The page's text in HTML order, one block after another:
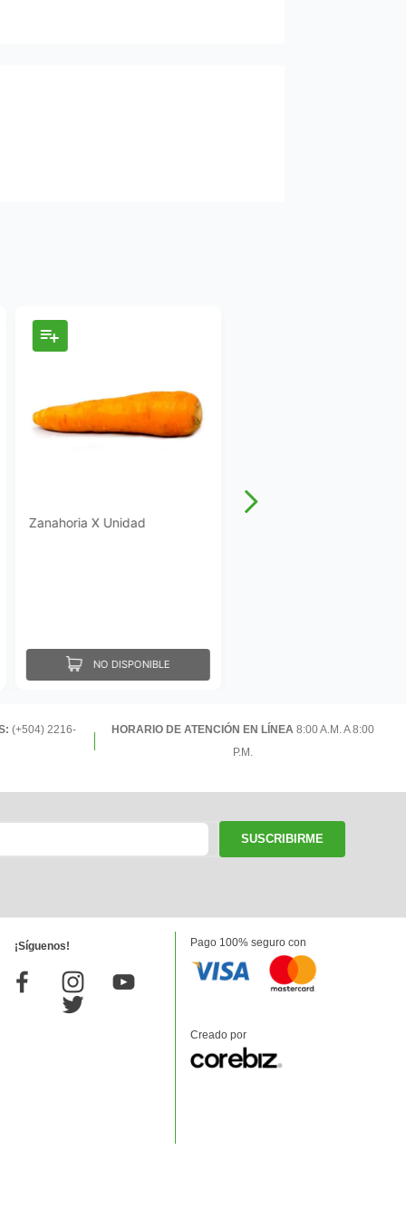
Zanahoria X Unidad
NO DISPONIBLE
(+504) 2216-
HORARIO DE ATENCIÓN EN LÍNEA 8:00 A.M. A 8:00
P.M.
SUSCRIBIRME
¡Síguenos! Pago 100% seguro con
Creado por